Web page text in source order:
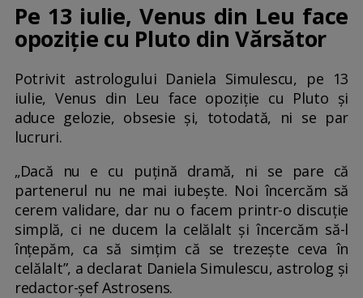
Pe 13 iulie, Venus din Leu face
opoziție cu Pluto din Vărsător
Potrivit astrologului Daniela Simulescu, pe 13
iulie, Venus din Leu face opoziție cu Pluto și
aduce gelozie, obsesie și, totodată, ni se par
lucruri.
„Dacă nu e cu puțină dramă, ni se pare că
partenerul nu ne mai iubește. Noi încercăm să
cerem validare, dar nu o facem printr-o discuție
simplă, ci ne ducem la celălalt și încercăm să-l
înțepăm, ca să simțim că se trezește ceva în
celălalt”, a declarat Daniela Simulescu, astrolog și
redactor-șef Astrosens.